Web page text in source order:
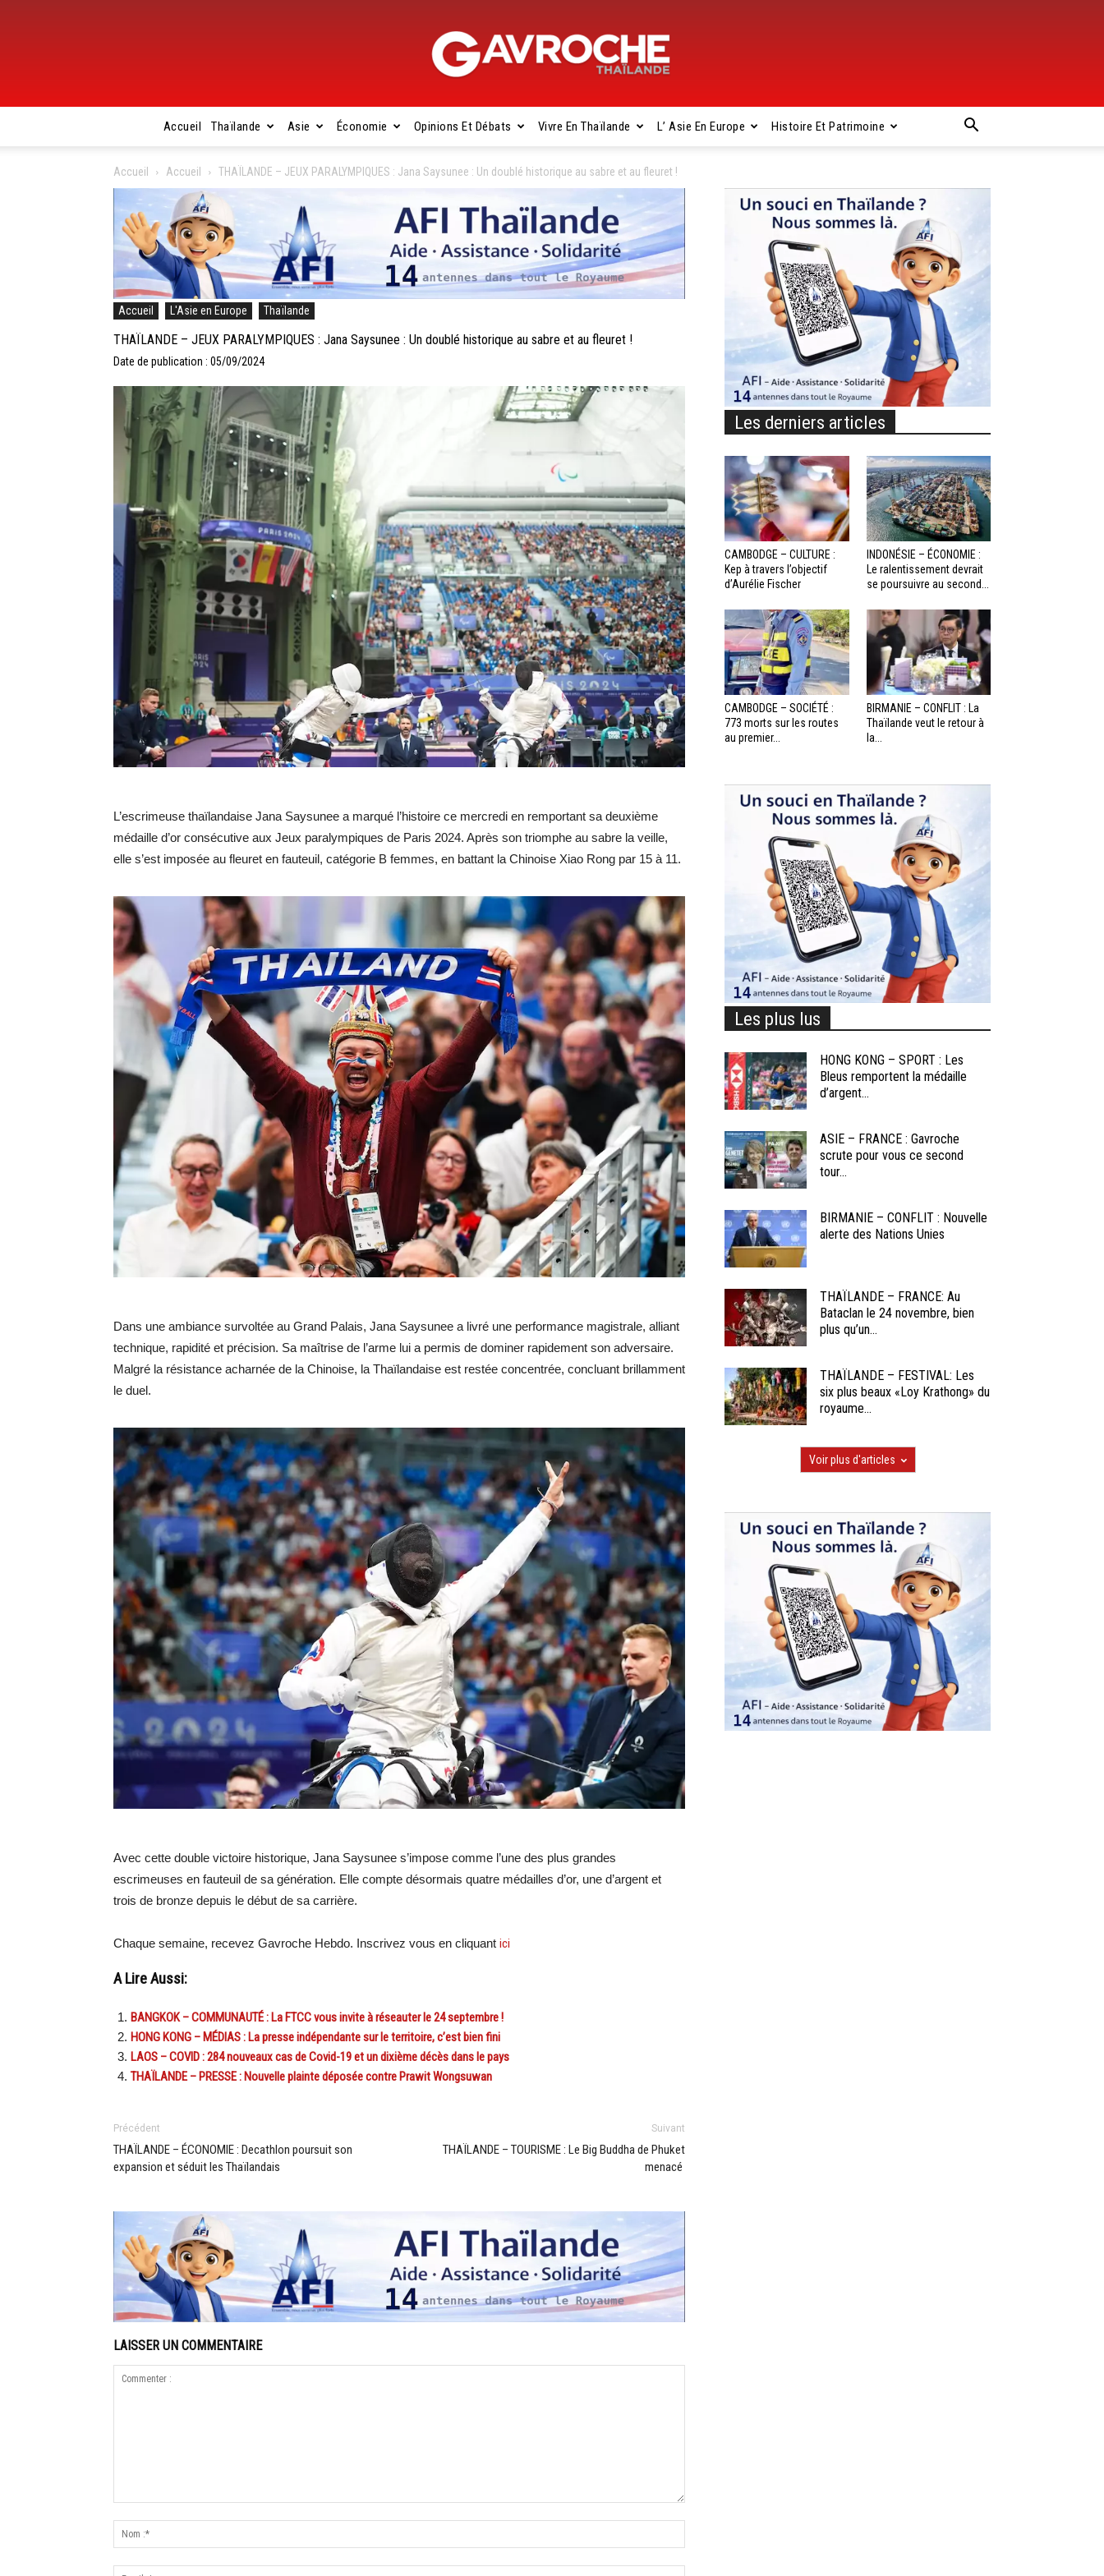
Gavroche
Thaïlande
Accueil Thaïlande Asie Économie Opinions Et Débats Vivre En Thaïlande L’ Asie En Europe Histoire Et Patrimoine
Accueil Accueil THAÏLANDE – JEUX PARALYMPIQUES : Jana Saysunee : Un doublé historique au sabre et au fleuret !
Accueil L'Asie en Europe Thaïlande
THAÏLANDE – JEUX PARALYMPIQUES : Jana Saysunee : Un doublé historique au sabre et au fleuret !
Date de publication : 05/09/2024
L’escrimeuse thaïlandaise Jana Saysunee a marqué l’histoire ce mercredi en remportant sa deuxième
médaille d’or consécutive aux Jeux paralympiques de Paris 2024. Après son triomphe au sabre la veille,
elle s’est imposée au fleuret en fauteuil, catégorie B femmes, en battant la Chinoise Xiao Rong par 15 à 11.
Dans une ambiance survoltée au Grand Palais, Jana Saysunee a livré une performance magistrale, alliant
technique, rapidité et précision. Sa maîtrise de l’arme lui a permis de dominer rapidement son adversaire.
Malgré la résistance acharnée de la Chinoise, la Thaïlandaise est restée concentrée, concluant brillamment
le duel.
Avec cette double victoire historique, Jana Saysunee s’impose comme l’une des plus grandes
escrimeuses en fauteuil de sa génération. Elle compte désormais quatre médailles d’or, une d’argent et
trois de bronze depuis le début de sa carrière.
Chaque semaine, recevez Gavroche Hebdo. Inscrivez vous en cliquant ici
A Lire Aussi:
BANGKOK – COMMUNAUTÉ : La FTCC vous invite à réseauter le 24 septembre !
HONG KONG – MÉDIAS : La presse indépendante sur le territoire, c’est bien fini
LAOS – COVID : 284 nouveaux cas de Covid-19 et un dixième décès dans le pays
THAÏLANDE – PRESSE : Nouvelle plainte déposée contre Prawit Wongsuwan
Précédent
THAÏLANDE – ÉCONOMIE : Decathlon poursuit son
expansion et séduit les Thaïlandais
Suivant
THAÏLANDE – TOURISME : Le Big Buddha de Phuket
menacé
LAISSER UN COMMENTAIRE
Les derniers articles
CAMBODGE – CULTURE :
Kep à travers l’objectif
d’Aurélie Fischer
INDONÉSIE – ÉCONOMIE :
Le ralentissement devrait
se poursuivre au second...
CAMBODGE – SOCIÉTÉ :
773 morts sur les routes
au premier...
BIRMANIE – CONFLIT : La
Thaïlande veut le retour à
la...
Les plus lus
HONG KONG – SPORT : Les
Bleus remportent la médaille
d’argent...
ASIE – FRANCE : Gavroche
scrute pour vous ce second
tour...
BIRMANIE – CONFLIT : Nouvelle
alerte des Nations Unies
THAÏLANDE – FRANCE: Au
Bataclan le 24 novembre, bien
plus qu’un...
THAÏLANDE – FESTIVAL: Les
six plus beaux «Loy Krathong» du
royaume...
Voir plus d'articles